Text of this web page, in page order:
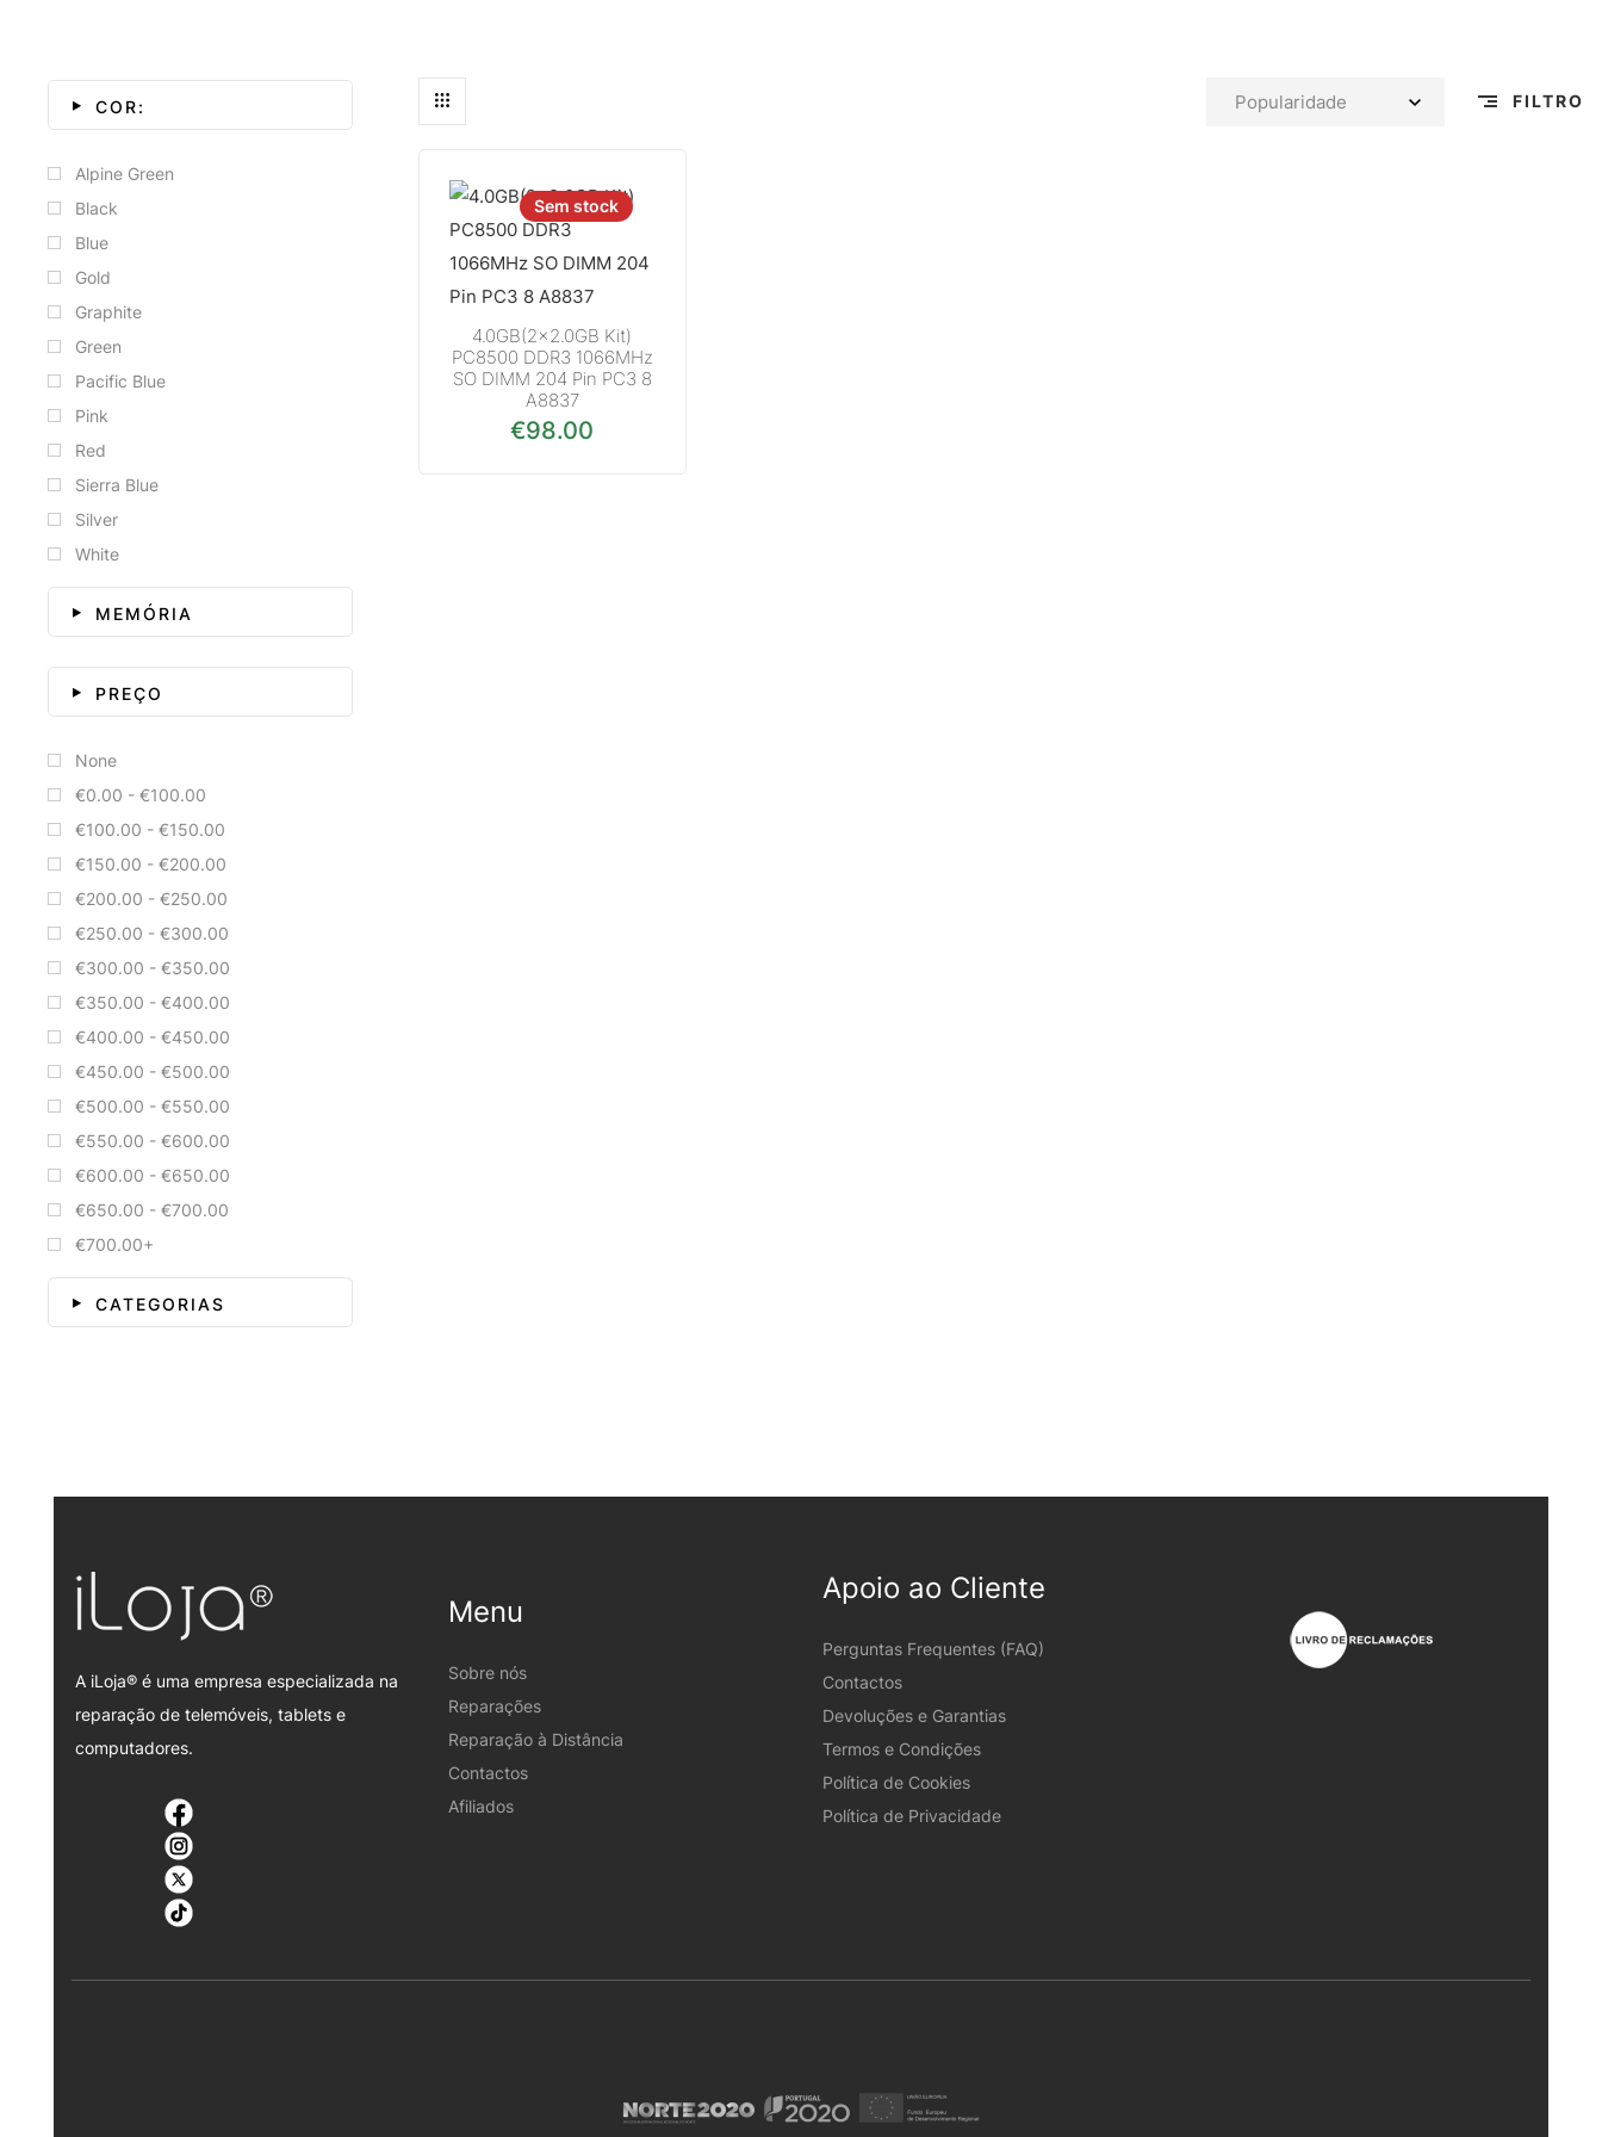
FILTRO
Sem stock
4.0GB(2×2.0GB Kit)
PC8500 DDR3 1066MHz
SO DIMM 204 Pin PC3 8
A8837
€98.00
COR:
Alpine Green
Black
Blue
Gold
Graphite
Green
Pacific Blue
Pink
Red
Sierra Blue
Silver
White
MEMÓRIA
PREÇO
None
€0.00 - €100.00
€100.00 - €150.00
€150.00 - €200.00
€200.00 - €250.00
€250.00 - €300.00
€300.00 - €350.00
€350.00 - €400.00
€400.00 - €450.00
€450.00 - €500.00
€500.00 - €550.00
€550.00 - €600.00
€600.00 - €650.00
€650.00 - €700.00
€700.00+
CATEGORIAS
A iLoja® é uma empresa especializada na
reparação de telemóveis, tablets e
computadores.
Menu
Sobre nós
Reparações
Reparação à Distância
Contactos
Afiliados
Apoio ao Cliente
Perguntas Frequentes (FAQ)
Contactos
Devoluções e Garantias
Termos e Condições
Política de Cookies
Política de Privacidade